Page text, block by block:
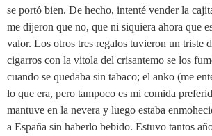
se portó bien. De hecho, intenté vender la
me dijeron que no, que ni siquiera ahora que
valor. Los otros tres regalos tuvieron un triste
cigarros con la vitola del crisantemo se los
cuando se quedaba sin tabaco; el anko (me
lo que era, pero tampoco es mi comida
mantuve en la nevera y luego estaba
a España sin haberlo bebido. Estuvo tantos